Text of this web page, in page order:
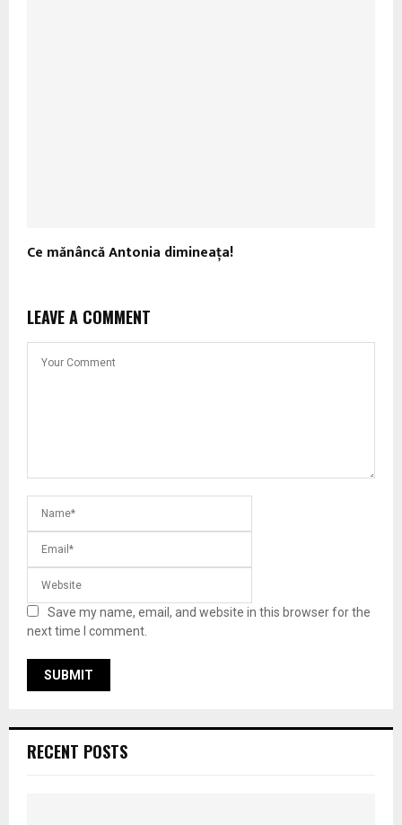
Ce mănâncă Antonia dimineaţa!
LEAVE A COMMENT
Save my name, email, and website in this browser for the
next time I comment.
RECENT POSTS